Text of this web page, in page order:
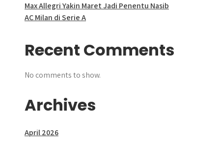
Max Allegri Yakin Maret Jadi Penentu Nasib
AC Milan di Serie A
Recent Comments
No comments to show.
Archives
April 2026